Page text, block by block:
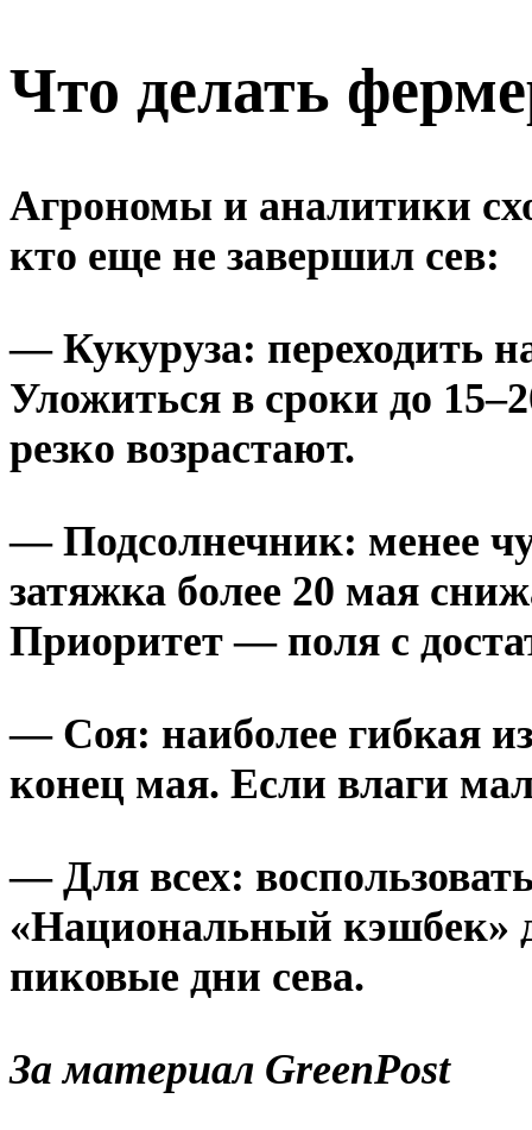
Что делать
Агрономы и аналитики
кто еще не завершил сев:
— Кукуруза: переходить
Уложиться в сроки до
резко возрастают.
— Подсолнечник: менее
затяжка более 20 мая
Приоритет — поля с
— Соя: наиболее гибкая
конец мая. Если влаги
— Для всех:
«Национальный кэшбек»
пиковые дни сева.
За материал GreenPost